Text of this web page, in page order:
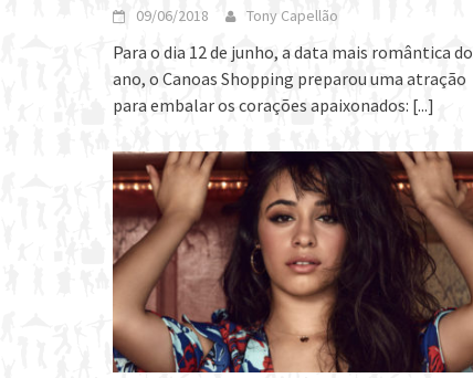
09/06/2018 Tony Capellão
Para o dia 12 de junho, a data mais romântica do
ano, o Canoas Shopping preparou uma atração
para embalar os corações apaixonados: [...]